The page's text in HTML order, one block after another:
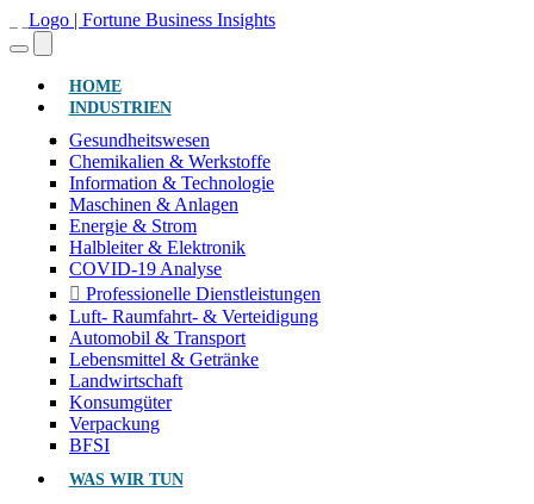
HOME(AKTUELL)
INDUSTRIEN
Gesundheitswesen
Chemikalien & Werkstoffe
Information & Technologie
Maschinen & Anlagen
Energie & Strom
Halbleiter & Elektronik
COVID-19 Analyse
Professionelle Dienstleistungen
Luft- Raumfahrt- & Verteidigung
Automobil & Transport
Lebensmittel & Getränke
Landwirtschaft
Konsumgüter
Verpackung
BFSI
WAS WIR TUN